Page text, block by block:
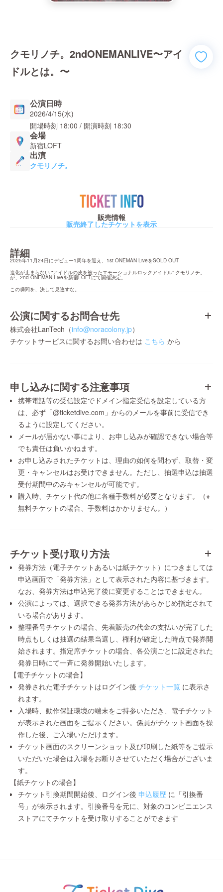
クモリノチ。2ndONEMANLIVE〜アイ
ドルとは。〜
公演日時
2026/4/15(水)
開場時刻 18:00 / 開演時刻 18:30
会場
新宿LOFT
出演
クモリノチ。
TICKET INFO
販売情報
販売終了したチケットを表示
詳細
2025年11月24日にデビュー1周年を迎え、1st ONEMAN LiveをSOLD OUT
進化が止まらない “アイドルの皮を被ったエモーショナルロックアイドル” クモリノチ。
が、2nd ONEMAN Liveを新宿LOFTにて開催決定。
この瞬間を、決して見逃すな。
公演に関するお問合せ先
株式会社LanTech（info@noracolony.jp）
チケットサービスに関するお問い合わせは こちら から
申し込みに関する注意事項
携帯電話等の受信設定でドメイン指定受信を設定している方
は、必ず「@ticketdive.com」からのメールを事前に受信でき
るように設定してください。
メールが届かない事により、お申し込みが確認できない場合等
でも責任は負いかねます。
お申し込みされたチケットは、理由の如何を問わず、取替・変
更・キャンセルはお受けできません。ただし、抽選申込は抽選
受付期間中のみキャンセルが可能です。
購入時、チケット代の他に各種手数料が必要となります。（※
無料チケットの場合、手数料はかかりません。）
チケット受け取り方法
発券方法（電子チケットあるいは紙チケット）につきましては
申込画面で「発券方法」として表示された内容に基づきます。
なお、発券方法は申込完了後に変更することはできません。
公演によっては、選択できる発券方法があらかじめ指定されて
いる場合があります。
整理番号チケットの場合、先着販売の代金の支払いが完了した
時点もしくは抽選の結果当選し、権利が確定した時点で発券開
始されます。指定席チケットの場合、各公演ごとに設定された
発券日時にて一斉に発券開始いたします。
【電子チケットの場合】
発券された電子チケットはログイン後 チケット一覧 に表示さ
れます。
入場時、動作保証環境の端末をご持参いただき、電子チケット
が表示された画面をご提示ください。係員がチケット画面を操
作した後、ご入場いただけます。
チケット画面のスクリーンショット及び印刷した紙等をご提示
いただいた場合は入場をお断りさせていただく場合がございま
す。
【紙チケットの場合】
チケット引換期間開始後、ログイン後 申込履歴 に「引換番
号」が表示されます。引換番号を元に、対象のコンビニエンス
ストアにてチケットを受け取りすることができます